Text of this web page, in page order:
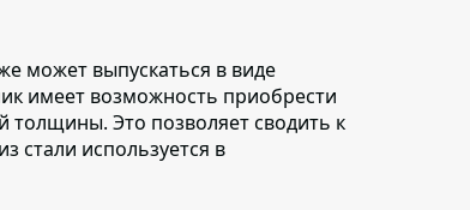
может выпускаться в виде
имеет возможность приобрести
Это позволяет сводить к
стали используется в